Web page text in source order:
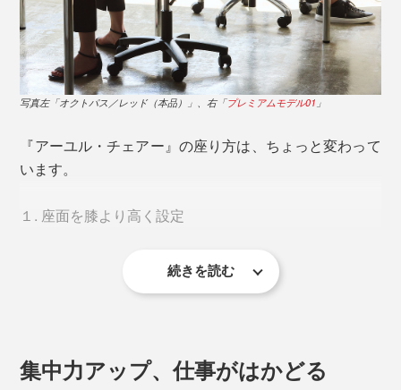
を立てて座ること。
「坐骨（ざこつ）」を座面に垂直・左右均等に当てるよ
うに座ると、骨盤が立った状態になります。
写真左「オクトパス／レッド（本品）」、右「プレミアムモデル01 」
『アーユル・チェアー』の座り方は、ちょっと変わって
います。
１. 座面を膝より高く設定
２. 脚を開いて座り、足の裏を床につける
左右の坐骨と左右の足裏、4点で支えるイメージ。スト
続きを読む
集中力アップ、仕事がはかどる